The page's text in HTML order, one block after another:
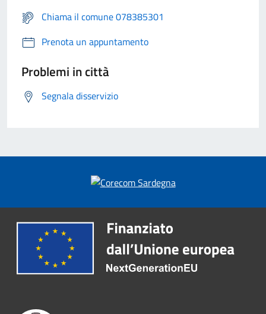
Chiama il comune 078385301
Prenota un appuntamento
Problemi in città
Segnala disservizio